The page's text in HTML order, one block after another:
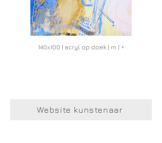
140x100 | acryl op doek | m | +
Website kunstenaar